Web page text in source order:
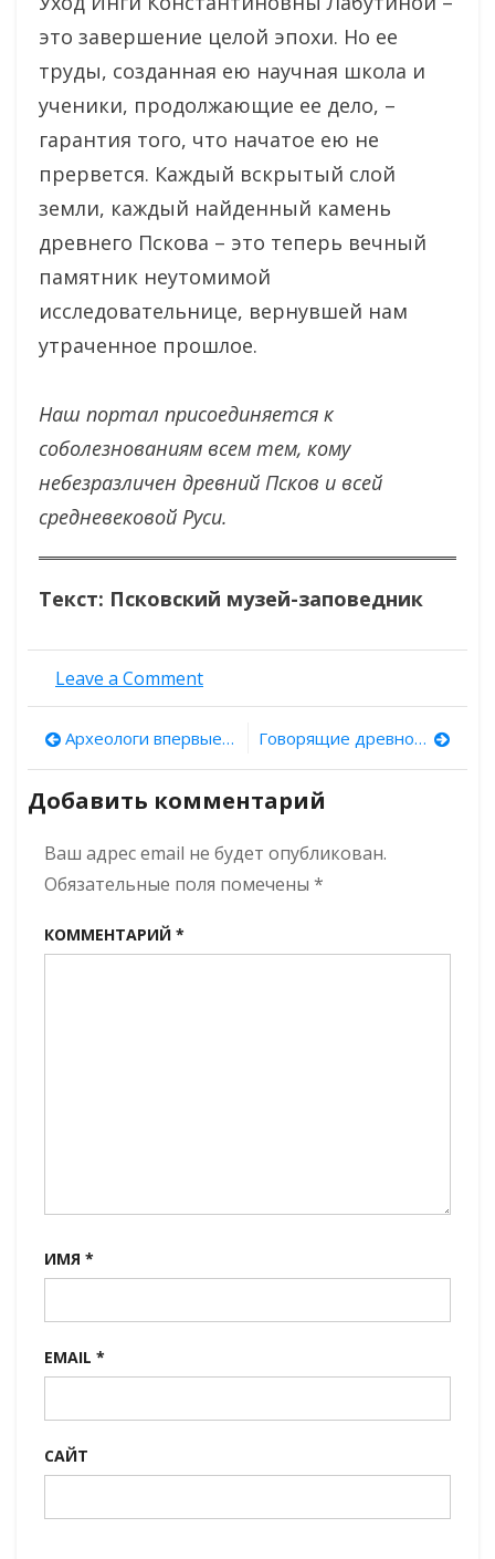
это завершение целой эпохи. Но ее
труды, созданная ею научная школа и
ученики, продолжающие ее дело, –
гарантия того, что начатое ею не
прервется. Каждый вскрытый слой
земли, каждый найденный камень
древнего Пскова – это теперь вечный
памятник неутомимой
исследовательнице, вернувшей нам
утраченное прошлое.
Наш портал присоединяется к
соболезнованиям всем тем, кому
небезразличен древний Псков и всей
средневековой Руси.
Текст: Псковский музей-заповедник
Leave a Commenton
Константиновны
Лабутиной
2025)
Навигация
по
записям
Археологи впервые выстроили хронологию древностей юго-востока Финского залива Говорящие древности. Выпуск 14: шпионские страсти
Добавить комментарий
Ваш адрес email не будет опубликован.
Обязательные поля помечены *
КОММЕНТАРИЙ *
ИМЯ *
EMAIL *
САЙТ